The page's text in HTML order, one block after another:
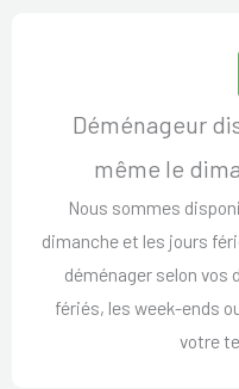
Déménageur
même le
Nous sommes
dimanche et les jours
déménager selon vos
fériés, les week-ends
votre